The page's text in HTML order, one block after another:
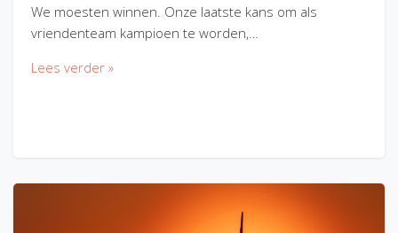
We moesten winnen. Onze laatste kans om als
vriendenteam kampioen te worden,…
Lees verder »